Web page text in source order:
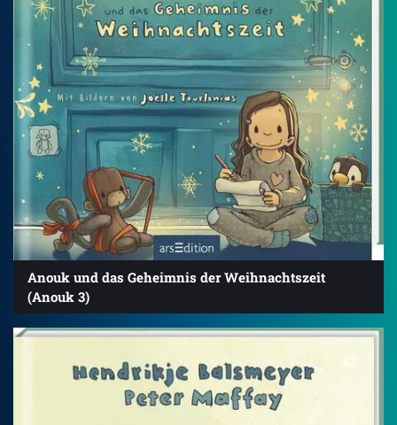
Anouk und das Geheimnis der Weihnachtszeit
(Anouk 3)
4.7